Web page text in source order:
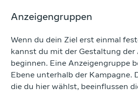
Anzeigengruppen
Wenn du dein Ziel erst einmal
kannst du mit der Gestaltung der
beginnen. Eine Anzeigengruppe
Ebene unterhalb der Kampagne.
die du hier wählst, beeinflussen